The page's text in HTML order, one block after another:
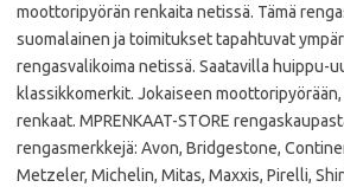
moottoripyörän renkaita netissä. Tämä
suomalainen ja toimitukset tapahtuvat
rengasvalikoima netissä. Saatavilla huippu-
klassikkomerkit. Jokaiseen
renkaat. MPRENKAAT-STORE
rengasmerkkejä: Avon, Bridgestone,
Metzeler, Michelin, Mitas, Maxxis, Pirelli,